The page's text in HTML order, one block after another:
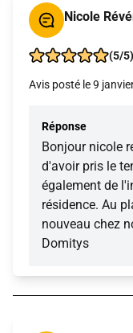
Nicole
(5/5)
Avis posté le 9
Réponse
Bonjour nicole
d'avoir pris le
également de
résidence. Au
nouveau chez
Domitys